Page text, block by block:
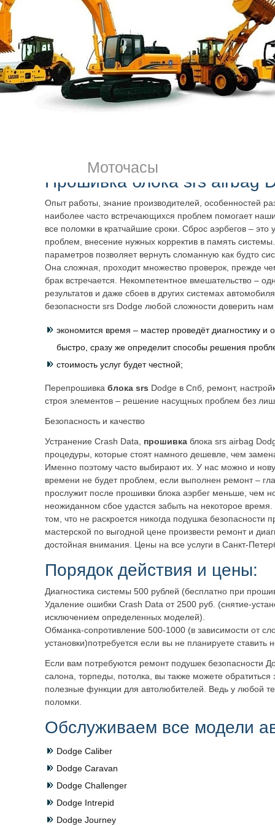
Моточасы
так, что нужен новый комплект, установка с нуля.
даже когда это нереально, возьмётся только дилетант.
безошибочно определят, нужна ли замена, ремонт,
airbagDodge в Спб. Они подскажут пути решения.
Производители и сотрудники ГИБДД настоятельно
экспериментировать, соблюдать закон, устанавливать
Прошивка блока srs airbag
Опыт работы, знание производителей, особенностей
наиболее часто встречающихся проблем помогает
все поломки в кратчайшие сроки. Сброс аэрбегов – это
проблем, внесение нужных корректив в память
параметров позволяет вернуть сломанную как будто
Она сложная, проходит множество проверок, прежде
брак встречается. Некомпетентное вмешательство –
результатов и даже сбоев в других системах
безопасности srs Dodge любой сложности доверить
экономится время – мастер проведёт диагностику и
быстро, сразу же определит способы решения
стоимость услуг будет честной;
Перепрошивка блока srs Dodge в Спб, ремонт,
строя элементов – решение насущных проблем без
Безопасность и качество
Устранение Crash Data, прошивка блока srs airbag
процедуры, которые стоят намного дешевле, чем
Именно поэтому часто выбирают их. У нас можно и
времени не будет проблем, если выполнен ремонт –
прослужит после прошивки блока аэрбег меньше, чем
неожиданном сбое удастся забыть на некоторое
том, что не раскроется никогда подушка безопасности
мастерской по выгодной цене произвести ремонт и
достойная внимания. Цены на все услуги в Санкт-
Порядок действия и цены:
Диагностика системы 500 рублей (бесплатно при
Удаление ошибки Crash Data от 2500 руб. (снятие-
исключением определенных моделей).
Обманка-сопротивление 500-1000 (в зависимости от
установки)потребуется если вы не планируете ставить
Если вам потребуются ремонт подушек безопасности
салона, торпеды, потолка, вы также можете
полезные функции для автолюбителей. Ведь у любой
поломки.
Обслуживаем все модели
Dodge Caliber
Dodge Caravan
Dodge Challenger
Dodge Intrepid
Dodge Journey